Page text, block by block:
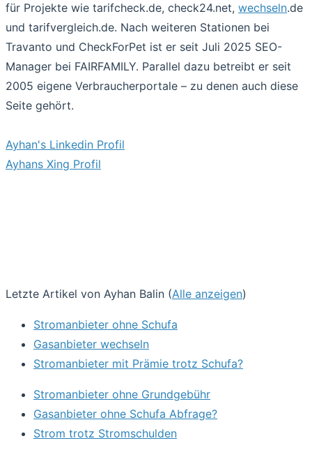
für Projekte wie tarifcheck.de, check24.net, wechseln.de
und tarifvergleich.de. Nach weiteren Stationen bei
Travanto und CheckForPet ist er seit Juli 2025 SEO-
Manager bei FAIRFAMILY. Parallel dazu betreibt er seit
2005 eigene Verbraucherportale – zu denen auch diese
Seite gehört.
Ayhan's Linkedin Profil
Ayhans Xing Profil
Letzte Artikel von Ayhan Balin (Alle anzeigen)
Stromanbieter ohne Schufa
Gasanbieter wechseln
Stromanbieter mit Prämie trotz Schufa?
Stromanbieter ohne Grundgebühr
Gasanbieter ohne Schufa Abfrage?
Strom trotz Stromschulden